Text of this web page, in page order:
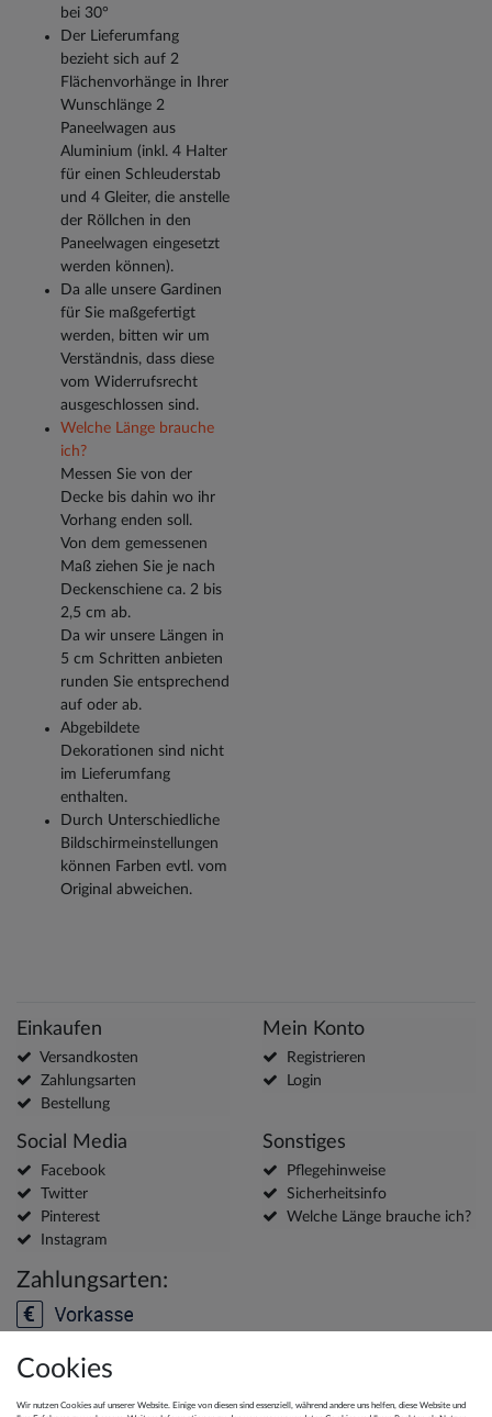
bei 30°
Der Lieferumfang
bezieht sich auf 2
Flächenvorhänge in Ihrer
Wunschlänge 2
Paneelwagen aus
Aluminium (inkl. 4 Halter
für einen Schleuderstab
und 4 Gleiter, die anstelle
der Röllchen in den
Paneelwagen eingesetzt
werden können).
Da alle unsere Gardinen
für Sie maßgefertigt
werden, bitten wir um
Verständnis, dass diese
vom Widerrufsrecht
ausgeschlossen sind.
Welche Länge brauche
ich?
Messen Sie von der
Decke bis dahin wo ihr
Vorhang enden soll.
Von dem gemessenen
Maß ziehen Sie je nach
Deckenschiene ca. 2 bis
2,5 cm ab.
Da wir unsere Längen in
5 cm Schritten anbieten
runden Sie entsprechend
auf oder ab.
Abgebildete
Dekorationen sind nicht
im Lieferumfang
enthalten.
Durch Unterschiedliche
Bildschirmeinstellungen
können Farben evtl. vom
Original abweichen.
Einkaufen
Versandkosten
Zahlungsarten
Bestellung
Mein Konto
Registrieren
Login
Social Media
Facebook
Twitter
Pinterest
Instagram
Sonstiges
Pflegehinweise
Sicherheitsinfo
Welche Länge brauche ich?
Zahlungsarten:
Versanddienstleister:
Cookies
Wir nutzen Cookies auf unserer Website. Einige von diesen sind essenziell, während andere uns helfen, diese Website und